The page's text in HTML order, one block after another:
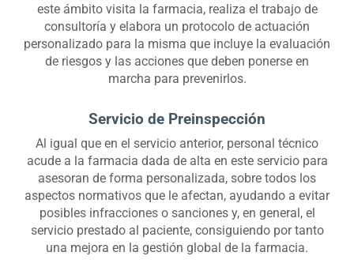
este ámbito visita la farmacia, realiza el trabajo de
consultoría y elabora un protocolo de actuación
personalizado para la misma que incluye la evaluación
de riesgos y las acciones que deben ponerse en
marcha para prevenirlos.
Servicio de Preinspección
Al igual que en el servicio anterior, personal técnico
acude a la farmacia dada de alta en este servicio para
asesoran de forma personalizada, sobre todos los
aspectos normativos que le afectan, ayudando a evitar
posibles infracciones o sanciones y, en general, el
servicio prestado al paciente, consiguiendo por tanto
una mejora en la gestión global de la farmacia.